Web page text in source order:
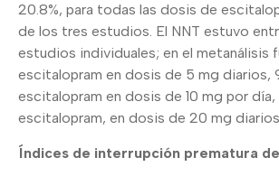
20.8%, para todas las dosis de
de los tres estudios. El NNT estuvo
estudios individuales; en el metanálisis
escitalopram en dosis de 5 mg diarios,
escitalopram en dosis de 10 mg por día,
escitalopram, en dosis de 20 mg
Índices de interrupción prematura